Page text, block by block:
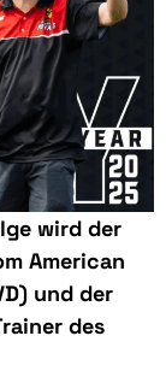
wird der
American
und der
des